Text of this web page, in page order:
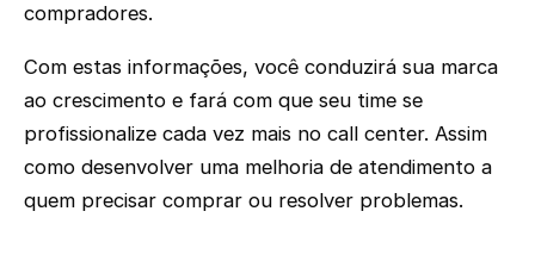
compradores.
Com estas informações, você conduzirá sua marca
ao crescimento e fará com que seu time se
profissionalize cada vez mais no call center. Assim
como desenvolver uma melhoria de atendimento a
quem precisar comprar ou resolver problemas.